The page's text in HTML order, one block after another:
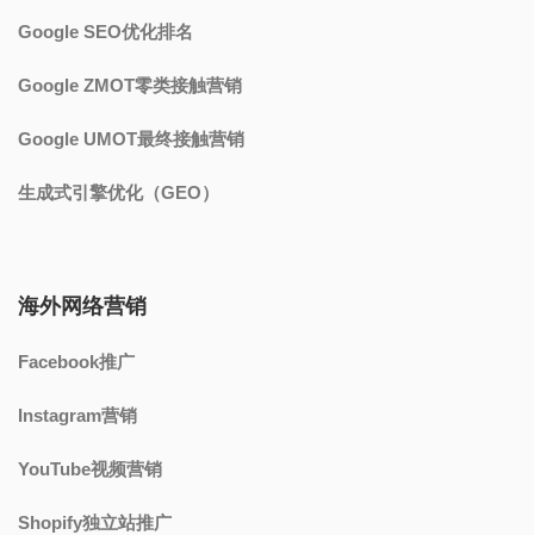
Google SEO优化排名
Google ZMOT零类接触营销
Google UMOT最终接触营销
生成式引擎优化（GEO）
海外网络营销
Facebook推广
Instagram营销
YouTube视频营销
Shopify独立站推广